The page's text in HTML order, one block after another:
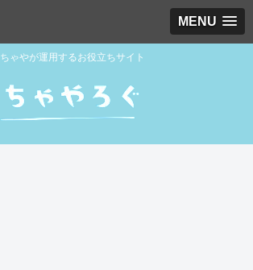
MENU
ちゃやが運用するお役立ちサイト